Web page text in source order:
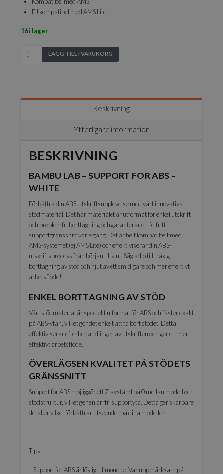
EJ kompatibel med AMS Lite
16 i lager
ABS-
mm
mängd
LÄGG TILL I VARUKORG
Beskrivning
Ytterligare information
BESKRIVNING
BAMBU LAB – SUPPORT FOR ABS –
WHITE
Förbättra din ABS-utskriftsupplevelse med vårt innovativa
stödmaterial. Det här materialet är utformat för enkel utskrift
och problemfri borttagning och garanterar ett felfritt
supportgränssnitt varje gång. Det är helt kompatibelt med
AMS-systemet (ej AMS Lite) och effektiviserar din ABS-
utskriftsprocess från början till slut. Säg adjö till tråkig
borttagning av stöd och njut av ett smidigare och mer effektivt
arbetsflöde!
ENKEL BORTTAGNING AV STÖD
Vårt stödmaterial är speciellt utformat för ABS och fäster exakt
på ABS-ytan, vilket gör det enkelt att ta bort stödet. Detta
effektiviserar efterbehandlingen av utskriften och ger ett mer
effektivt arbetsflöde.
ÖVERLÄGSEN KVALITET PÅ STÖDETS
GRÄNSSNITT
Support för ABS möjliggör ett Z-avstånd på 0 mellan modell och
stödstruktur, vilket ger en ärrfri supportyta. Detta ger skarpare
detaljer vilket förbättrar utseendet på dina modeller.
Tips:
– Support for ABS är lösligt i limonene. Var uppmärksam på